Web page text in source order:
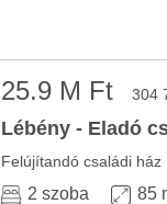
25.9 M Ft 304
Lébény - Eladó
Felújítandó családi ház
2 szoba 85